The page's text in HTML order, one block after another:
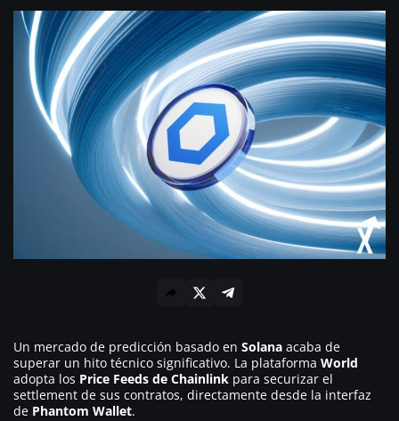
Un mercado de predicción basado en Solana acaba de
superar un hito técnico significativo. La plataforma World
adopta los Price Feeds de Chainlink para securizar el
settlement de sus contratos, directamente desde la interfaz
de Phantom Wallet.